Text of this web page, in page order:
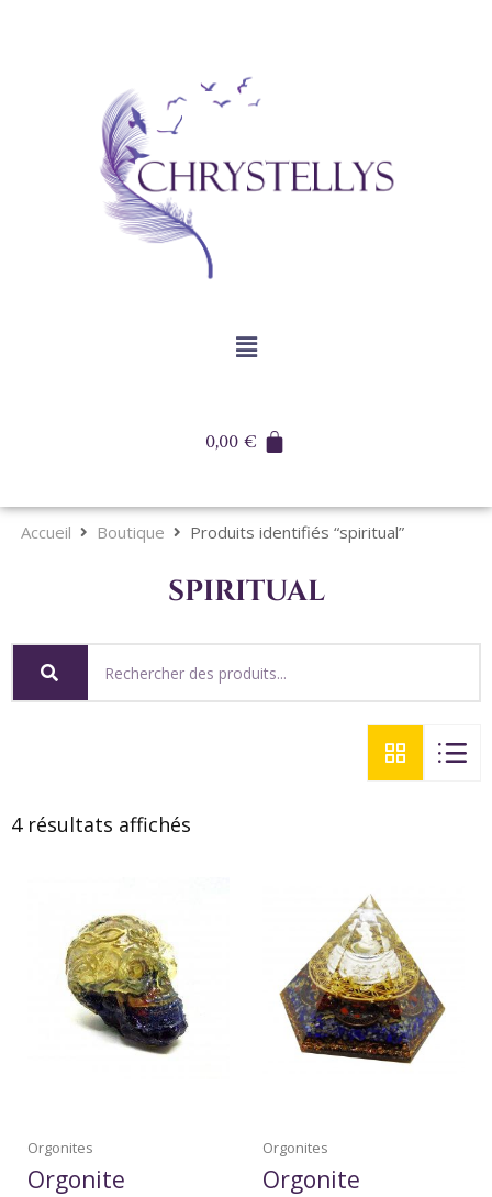
0,00€
Accueil Boutique Produits identifiés “spiritual”
spiritual
4 résultats affichés
Orgonites
Orgonite
Orgonites
Orgonite